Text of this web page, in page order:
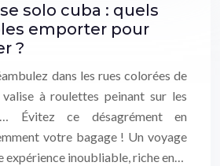
solo cuba : quels
emporter pour
?
dans les rues colorées de
à roulettes peinant sur les
Évitez ce désagrément en
votre bagage ! Un voyage
expérience inoubliable, riche en…